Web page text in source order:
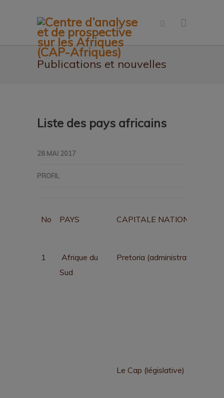
Publications et nouvelles
Liste des pays africains
28 MAI 2017
PROFIL
No PAYS CAPITALE NATIONALE
1
Afrique du
Sud
Pretoria (administrative)
Le Cap (législative)